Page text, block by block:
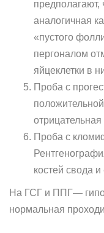
аналогичная
«пустого
пергоналом
яйцеклетки в
Проба с
Проба с
костей свода
На ГСГ и ППГ—
нормальная